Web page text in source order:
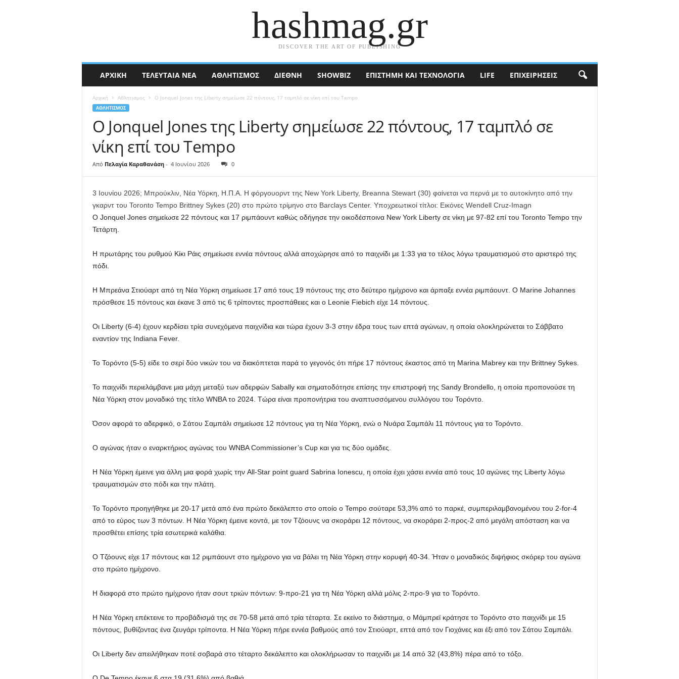
hashmag.gr
DISCOVER THE ART OF PUBLISHING
ΑΡΧΙΚΉ ΤΕΛΕΥΤΑΊΑ ΝΈΑ ΑΘΛΗΤΙΣΜΟΣ ΔΙΕΘΝΉ SHOWBIZ ΕΠΙΣΤΉΜΗ ΚΑΙ ΤΕΧΝΟΛΟΓΊΑ LIFE ΕΠΙΧΕΙΡΉΣΕΙΣ
Αρχική Αθλητισμος Ο Jonquel Jones της Liberty σημείωσε 22 πόντους, 17 ταμπλό σε νίκη επί του Tempo
ΑΘΛΗΤΙΣΜΟΣ
Ο Jonquel Jones της Liberty σημείωσε 22 πόντους, 17 ταμπλό σε
νίκη επί του Tempo
Από Πελαγία Καραθανάση - 4 Ιουνίου 2026 0
3 Ιουνίου 2026; Μπρούκλιν, Νέα Υόρκη, Η.Π.Α. Η φόργουορντ της New York Liberty, Breanna Stewart (30) φαίνεται να περνά με το αυτοκίνητο από την
γκαρντ του Toronto Tempo Brittney Sykes (20) στο πρώτο τρίμηνο στο Barclays Center. Υποχρεωτικοί τίτλοι: Εικόνες Wendell Cruz-Imagn
Ο Jonquel Jones σημείωσε 22 πόντους και 17 ριμπάουντ καθώς οδήγησε την οικοδέσποινα New York Liberty σε νίκη με 97-82 επί του Toronto Tempo την
Τετάρτη.
Η πρωτάρης του ρυθμού Κίκι Ράις σημείωσε εννέα πόντους αλλά αποχώρησε από το παιχνίδι με 1:33 για το τέλος λόγω τραυματισμού στο αριστερό της
πόδι.
Η Μπρεάνα Στιούαρτ από τη Νέα Υόρκη σημείωσε 17 από τους 19 πόντους της στο δεύτερο ημίχρονο και άρπαξε εννέα ριμπάουντ. Ο Marine Johannes
πρόσθεσε 15 πόντους και έκανε 3 από τις 6 τρίποντες προσπάθειες και ο Leonie Fiebich είχε 14 πόντους.
Οι Liberty (6-4) έχουν κερδίσει τρία συνεχόμενα παιχνίδια και τώρα έχουν 3-3 στην έδρα τους των επτά αγώνων, η οποία ολοκληρώνεται το Σάββατο
εναντίον της Indiana Fever.
Το Τορόντο (5-5) είδε το σερί δύο νικών του να διακόπτεται παρά το γεγονός ότι πήρε 17 πόντους έκαστος από τη Marina Mabrey και την Brittney Sykes.
Το παιχνίδι περιελάμβανε μια μάχη μεταξύ των αδερφών Sabally και σηματοδότησε επίσης την επιστροφή της Sandy Brondello, η οποία προπονούσε τη
Νέα Υόρκη στον μοναδικό της τίτλο WNBA το 2024. Τώρα είναι προπονήτρια του αναπτυσσόμενου συλλόγου του Τορόντο.
Όσον αφορά το αδερφικό, ο Σάτου Σαμπάλι σημείωσε 12 πόντους για τη Νέα Υόρκη, ενώ ο Νυάρα Σαμπάλι 11 πόντους για το Τορόντο.
Ο αγώνας ήταν ο εναρκτήριος αγώνας του WNBA Commissioner’s Cup και για τις δύο ομάδες.
Η Νέα Υόρκη έμεινε για άλλη μια φορά χωρίς την All-Star point guard Sabrina Ionescu, η οποία έχει χάσει εννέα από τους 10 αγώνες της Liberty λόγω
τραυματισμών στο πόδι και την πλάτη.
Το Τορόντο προηγήθηκε με 20-17 μετά από ένα πρώτο δεκάλεπτο στο οποίο ο Tempo σούταρε 53,3% από το παρκέ, συμπεριλαμβανομένου του 2-for-4
από το εύρος των 3 πόντων. Η Νέα Υόρκη έμεινε κοντά, με τον Τζόουνς να σκοράρει 12 πόντους, να σκοράρει 2-προς-2 από μεγάλη απόσταση και να
προσθέτει επίσης τρία εσωτερικά καλάθια.
Ο Τζόουνς είχε 17 πόντους και 12 ριμπάουντ στο ημίχρονο για να βάλει τη Νέα Υόρκη στην κορυφή 40-34. Ήταν ο μοναδικός διψήφιος σκόρερ του αγώνα
στο πρώτο ημίχρονο.
Η διαφορά στο πρώτο ημίχρονο ήταν σουτ τριών πόντων: 9-προ-21 για τη Νέα Υόρκη αλλά μόλις 2-προ-9 για το Τορόντο.
Η Νέα Υόρκη επέκτεινε το προβάδισμά της σε 70-58 μετά από τρία τέταρτα. Σε εκείνο το διάστημα, ο Μάμπρεϊ κράτησε το Τορόντο στο παιχνίδι με 15
πόντους, βυθίζοντας ένα ζευγάρι τρίποντα. Η Νέα Υόρκη πήρε εννέα βαθμούς από τον Στιούαρτ, επτά από τον Γιοχάνες και έξι από τον Σάτου Σαμπάλι.
Οι Liberty δεν απειλήθηκαν ποτέ σοβαρά στο τέταρτο δεκάλεπτο και ολοκλήρωσαν το παιχνίδι με 14 από 32 (43,8%) πέρα ​​από το τόξο.